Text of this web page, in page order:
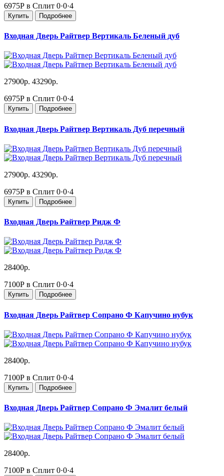
6975Р в Сплит 0·0·4
Купить Подробнее
Входная Дверь Райтвер Вертикаль Беленый дуб
27900р. 43290р.
6975Р в Сплит 0·0·4
Купить Подробнее
Входная Дверь Райтвер Вертикаль Дуб перечный
27900р. 43290р.
6975Р в Сплит 0·0·4
Купить Подробнее
Входная Дверь Райтвер Ридж Ф
28400р.
7100Р в Сплит 0·0·4
Купить Подробнее
Входная Дверь Райтвер Сопрано Ф Капучино нубук
28400р.
7100Р в Сплит 0·0·4
Купить Подробнее
Входная Дверь Райтвер Сопрано Ф Эмалит белый
28400р.
7100Р в Сплит 0·0·4